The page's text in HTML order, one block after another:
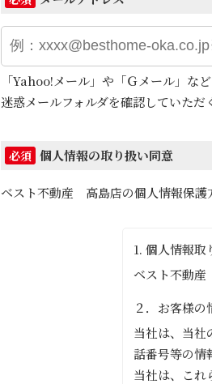
「Yahoo!メール」や「Ｇメール」な
迷惑メールフォルダを確認していただ
必須 個人情報の取り扱い同意
ベスト不動産 高島店の個人情報保護
1. 個人情報
ベスト不動
２．お客様
当社は、当社
話番号等の情
当社は、これ